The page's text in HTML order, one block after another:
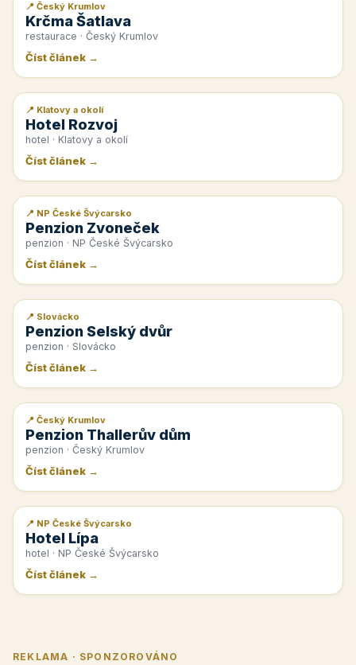
📰 PR článek
📍 Český Krumlov
Krčma Šatlava
restaurace · Český Krumlov
Číst článek →
📰 PR článek
📍 Klatovy a okolí
Hotel Rozvoj
hotel · Klatovy a okolí
Číst článek →
📰 PR článek
📍 NP České Švýcarsko
Penzion Zvoneček
penzion · NP České Švýcarsko
Číst článek →
📰 PR článek
📍 Slovácko
Penzion Selský dvůr
penzion · Slovácko
Číst článek →
📰 PR článek
📍 Český Krumlov
Penzion Thallerův dům
penzion · Český Krumlov
Číst článek →
📰 PR článek
📍 NP České Švýcarsko
Hotel Lípa
hotel · NP České Švýcarsko
Číst článek →
REKLAMA · SPONZOROVÁNO